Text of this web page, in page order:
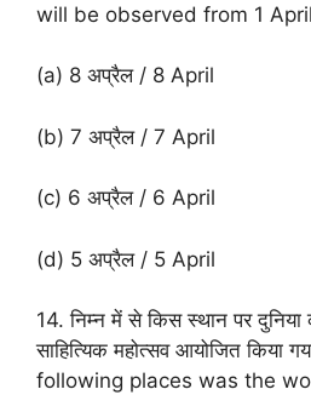
will be observed from 1 April
(a) 8 अप्रैल / 8 April
(b) 7 अप्रैल / 7 April
(c) 6 अप्रैल / 6 April
(d) 5 अप्रैल / 5 April
14. निम्न में से किस स्थान पर
साहित्यिक महोत्सव आयोजित
following places was the